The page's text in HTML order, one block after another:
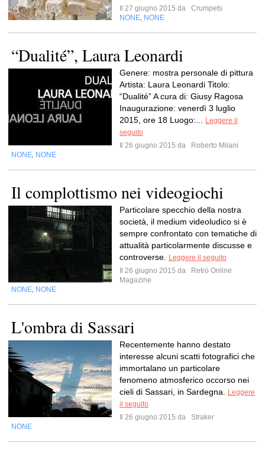
Il 27 giugno 2015 da
Crumpets
NONE NONE
“Dualité”, Laura Leonardi
Genere: mostra personale di pittura
Artista: Laura Leonardi Titolo:
“Dualité” A cura di: Giusy Ragosa
Inaugurazione: venerdì 3 luglio
2015, ore 18 Luogo:...
Leggere il
seguito
Il 26 giugno 2015 da
Roberto Milani
NONE NONE
Il complottismo nei videogiochi
Particolare specchio della nostra
società, il medium videoludico si è
sempre confrontato con tematiche di
attualità particolarmente discusse e
controverse.
Leggere il seguito
Il 26 giugno 2015 da
Retrò Online
Magazine
NONE NONE
L'ombra di Sassari
Recentemente hanno destato
interesse alcuni scatti fotografici che
immortalano un particolare
fenomeno atmosferico occorso nei
cieli di Sassari, in Sardegna.
Leggere
il seguito
Il 26 giugno 2015 da
Straker
NONE